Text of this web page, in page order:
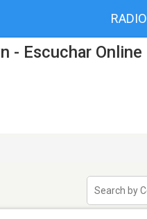
RADIO
- Escuchar Online